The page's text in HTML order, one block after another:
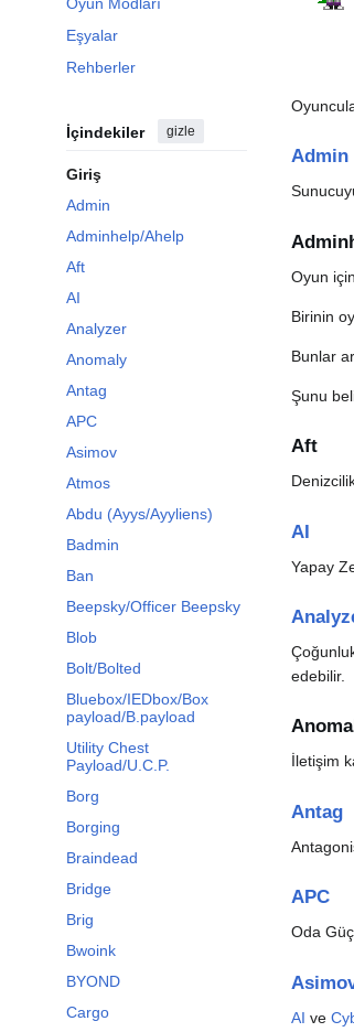
Eşyalar
Rehberler
İçindekiler gizle
Giriş
Admin
Adminhelp/Ahelp
Aft
AI
Analyzer
Anomaly
Antag
APC
Asimov
Atmos
Abdu (Ayys/Ayyliens)
Badmin
Ban
Beepsky/Officer Beepsky
Blob
Bolt/Bolted
Bluebox/IEDbox/Box
payload/B.payload
Utility Chest
Payload/U.C.P.
Borg
Borging
Braindead
Bridge
Brig
Bwoink
BYOND
Cargo
Admin
Oyun
Birinin
Bunlar
Şunu
Aft
AI
Yapay
edebilir.
İletişim
Antag
APC
Oda
AI ve